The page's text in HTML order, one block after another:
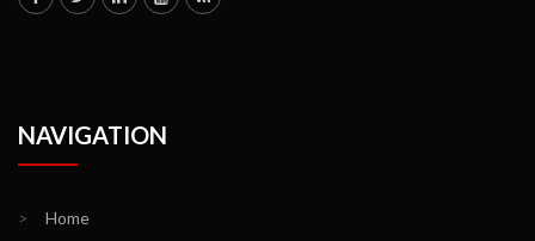
NAVIGATION
> Home